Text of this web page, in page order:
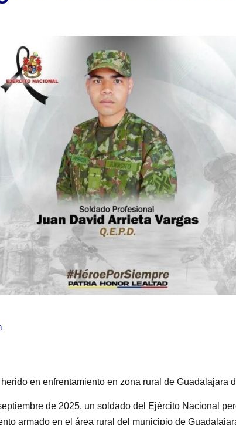
en enfrentamiento en zona rural de Guadalajara
de 2025, un soldado del Ejército Nacional
armado en el área rural del municipio de